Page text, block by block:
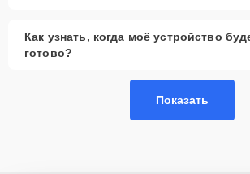
Как узнать, когда моё устройство
готово?
Показать